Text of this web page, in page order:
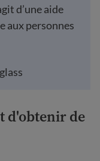
d’une aide
aux personnes
d'obtenir de